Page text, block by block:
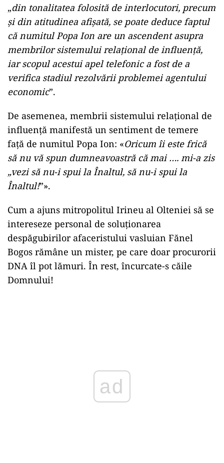
„din tonalitatea folosită de interlocutori, precum
și din atitudinea afișată, se poate deduce faptul
că numitul Popa Ion are un ascendent asupra
membrilor sistemului relațional de influență,
iar scopul acestui apel telefonic a fost de a
verifica stadiul rezolvării problemei agentului
economic”.
De asemenea, membrii sistemului relațional de
influență manifestă un sentiment de temere
față de numitul Popa Ion: «Oricum îi este frică
să nu vă spun dumneavoastră că mai …. mi-a zis
„vezi să nu-i spui la Înaltul, să nu-i spui la
Înaltul!”».
Cum a ajuns mitropolitul Irineu al Olteniei să se
intereseze personal de soluționarea
despăgubirilor afaceristului vasluian Fănel
Bogos rămâne un mister, pe care doar procurorii
DNA îl pot lămuri. În rest, încurcate-s căile
Domnului!
ad